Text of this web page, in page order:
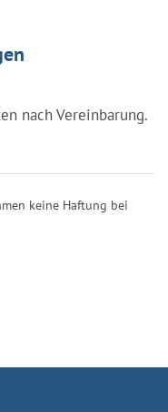
nach Vereinbarung.
keine Haftung bei